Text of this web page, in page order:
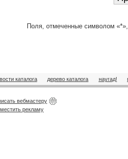
Поля, отмеченные символом
каталога дерево каталога наугад!
вебмастеру
рекламу